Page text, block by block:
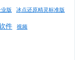
版 冰点还原精灵标准版
件 视频